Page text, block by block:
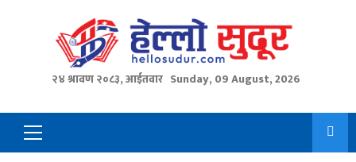
२४ श्रावण २०८३, आईतवार Sunday, 09 August, 2026
Primary
Menu